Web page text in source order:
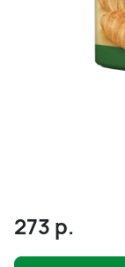
273 р.